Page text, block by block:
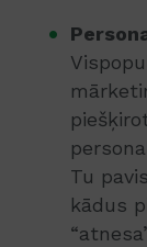
Tu
kādus